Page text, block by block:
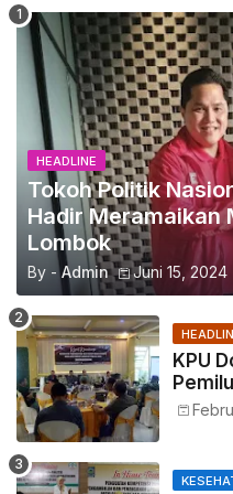
HEADLINE
Tokoh Politik
Hadir Meramaikan
Lombok
By - Admin Juni 15, 2024
KPU